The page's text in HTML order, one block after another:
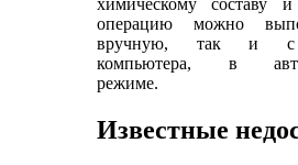
химическому составу
операцию можно
вручную, так и с
компьютера, в
режиме.
Известные